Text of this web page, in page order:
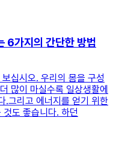
6가지의 간단한 방법
십시오. 우리의 몸을 구성
많이 마실수록 일상생활에
.그리고 에너지를 얻기 위한
도 좋습니다. 하던